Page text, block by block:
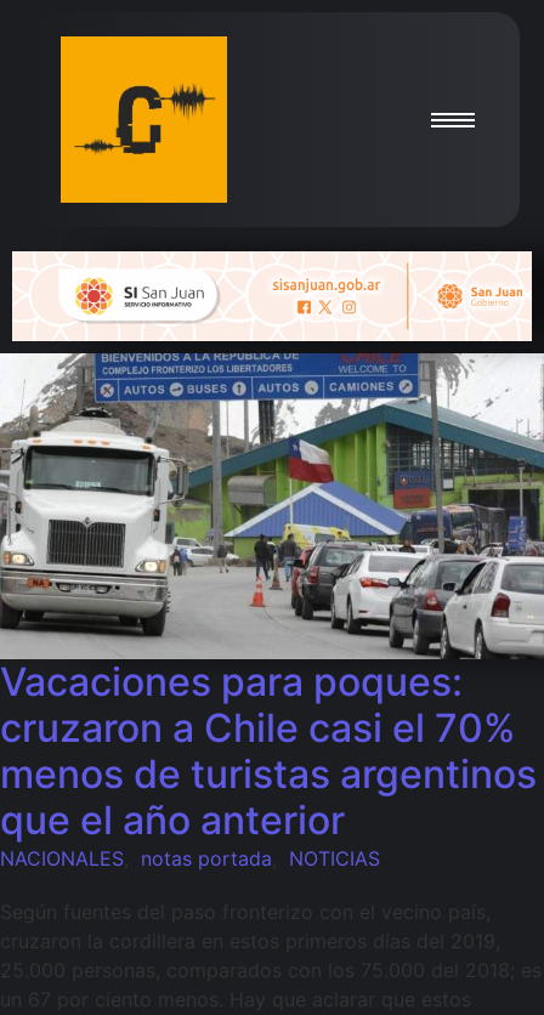
Vacaciones para poques:
cruzaron a Chile casi el 70%
menos de turistas argentinos
que el año anterior
NACIONALES notas portada NOTICIAS
Según fuentes del paso fronterizo con el vecino país,
cruzaron la cordillera en estos primeros días del 2019,
25.000 personas, comparados con los 75.000 del 2018; es
un 67 por ciento menos. Hay que aclarar que estos